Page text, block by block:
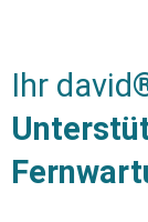
Ihr